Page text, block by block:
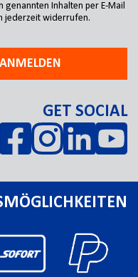
Inhalten per E-Mail
jederzeit widerrufen.
GET SOCIAL